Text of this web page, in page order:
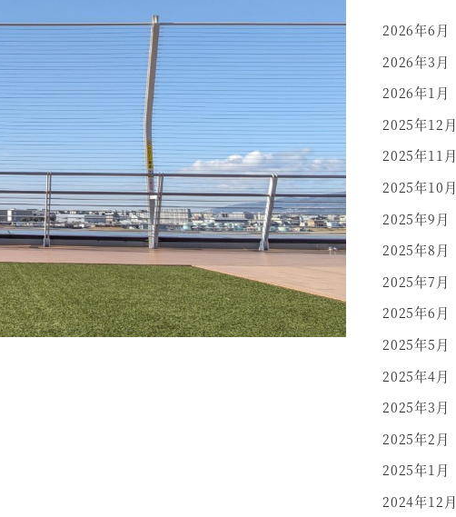
2026年6月
2026年3月
2026年1月
2025年12月
2025年11月
2025年10月
2025年9月
2025年8月
2025年7月
2025年6月
2025年5月
2025年4月
2025年3月
2025年2月
2025年1月
2024年12月